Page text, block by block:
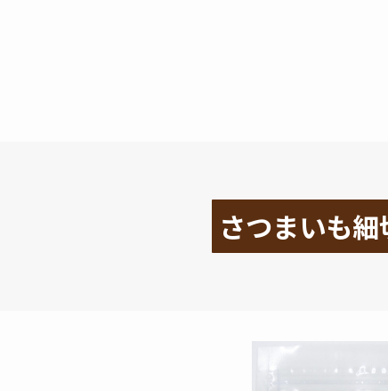
さつまいも